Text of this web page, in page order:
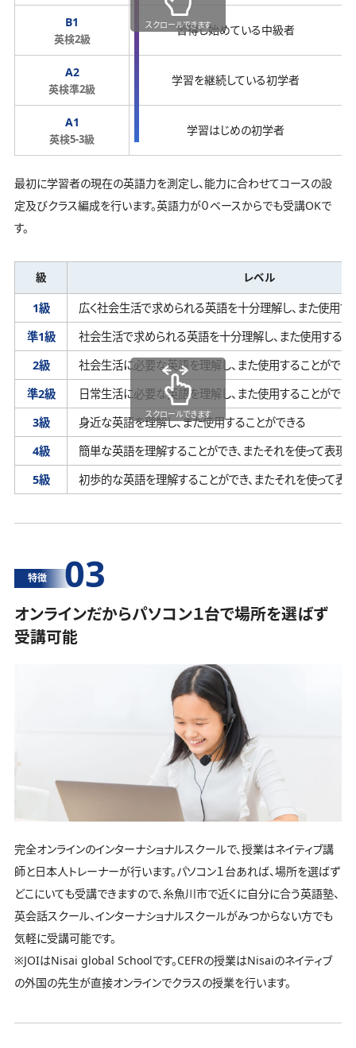
B1
英検2級
習得し始めている中級者
A2
英検準2級
学習を継続している初学者
A1
英検5-3級
学習はじめの初学者
スクロールできます
最初に学習者の現在の英語力を測定し、能力に合わせてコースの設
定及びクラス編成を行います。英語力が０ベースからでも受講OKで
す。
級 レベル
1級 広く社会生活で求められる英語を十分理解し、 また使用す
準1級
社会生活で求められる英語を十分理解し、 また使用するこ
2級
社会生活に必要な英語を理解し、 また使用することができ
準2級
日常生活に必要な英語を理解し、 また使用することができ
3級
身近な英語を理解し、また使用することができる
4級
簡単な英語を理解することができ、 またそれを使って表現
5級
初歩的な英語を理解することができ、 またそれを使って表
スクロールできます
特徴 03
オンラインだからパソコン１台で場所を選ばず
受講可能
完全オンラインのインターナショナルスクールで、授業はネイティブ講
師と日本人トレーナーが行います。パソコン１台あれば、場所を選ばず
どこにいても受講できますので、糸魚川市で近くに自分に合う英語塾、
英会話スクール、インターナショナルスクールがみつからない方でも
気軽に受講可能です。
※JOIはNisai global Schoolです。CEFRの授業はNisaiのネイティブ
の外国の先生が直接オンラインでクラスの授業を行います。